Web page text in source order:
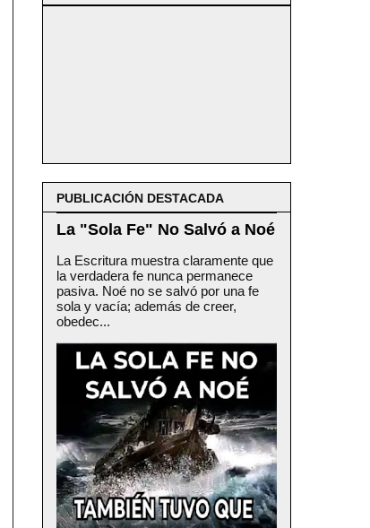
PUBLICACIÓN DESTACADA
La "Sola Fe" No Salvó a Noé
La Escritura muestra claramente que
la verdadera fe nunca permanece
pasiva. Noé no se salvó por una fe
sola y vacía; además de creer,
obedec...